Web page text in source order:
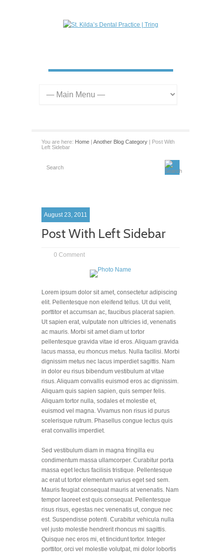
You are here: Home | Another Blog Category | Post With
Left Sidebar
August 23, 2011
Post With Left Sidebar
0 Comment
Lorem ipsum dolor sit amet, consectetur adipiscing
elit. Pellentesque non eleifend tellus. Ut dui velit,
porttitor et accumsan ac, faucibus placerat sapien.
Ut sapien erat, vulputate non ultricies id, venenatis
ac mauris. Morbi sit amet diam ut tortor
pellentesque gravida vitae id eros. Aliquam gravida
lacus massa, eu rhoncus metus. Nulla facilisi. Morbi
dignissim metus nec lacus imperdiet sagittis. Nam
in dolor eu risus bibendum vestibulum at vitae
risus. Aliquam convallis euismod eros ac dignissim.
Aliquam quis sapien sapien, quis semper felis.
Aliquam tortor nulla, sodales et molestie et,
euismod vel magna. Vivamus non risus id purus
scelerisque rutrum. Phasellus congue lectus quis
erat convallis imperdiet.
Sed vestibulum diam in magna fringilla eu
condimentum massa ullamcorper. Curabitur porta
massa eget lectus facilisis tristique. Pellentesque
ac erat ut tortor elementum varius eget sed sem.
Mauris feugiat consequat mauris at venenatis. Nam
tempor laoreet est quis consequat. Pellentesque
risus risus, egestas nec venenatis ut, congue nec
est. Suspendisse potenti. Curabitur vehicula nulla
vel justo molestie hendrerit rhoncus mi sagittis.
Quisque nec eros mi, et tincidunt tortor. Integer
porttitor, orci vel molestie volutpat, mi dolor lobortis